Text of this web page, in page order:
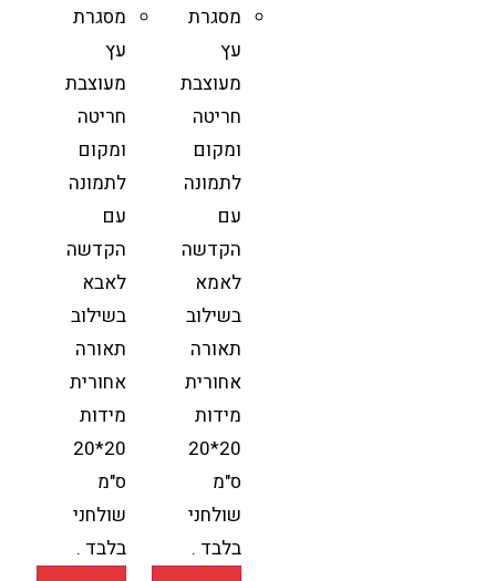
מסגרת
עץ
מעוצבת
חריטה
ומקום
לתמונה
עם
הקדשה
לאמא
בשילוב
תאורה
אחורית
מידות
20*20
ס"מ
שולחני
בלבד .
מסגרת
עץ
מעוצבת
חריטה
ומקום
לתמונה
עם
הקדשה
לאבא
בשילוב
תאורה
אחורית
מידות
20*20
ס"מ
שולחני
בלבד .